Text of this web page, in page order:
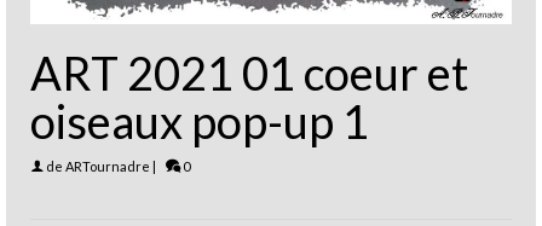
ART 2021 01 coeur et
oiseaux pop-up 1
de ARTournadre | 0